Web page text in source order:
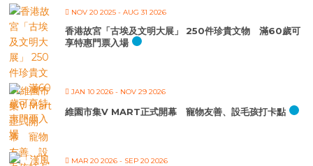
NOV 20 2025 - AUG 31 2026
香港故宮「古埃及文明大展」 250件珍貴文物 滿60歲可
享特惠門票入場
JAN 10 2026 - NOV 29 2026
維園市集V MART正式開幕 寵物友善、設毛孩打卡點
MAR 20 2026 - SEP 20 2026